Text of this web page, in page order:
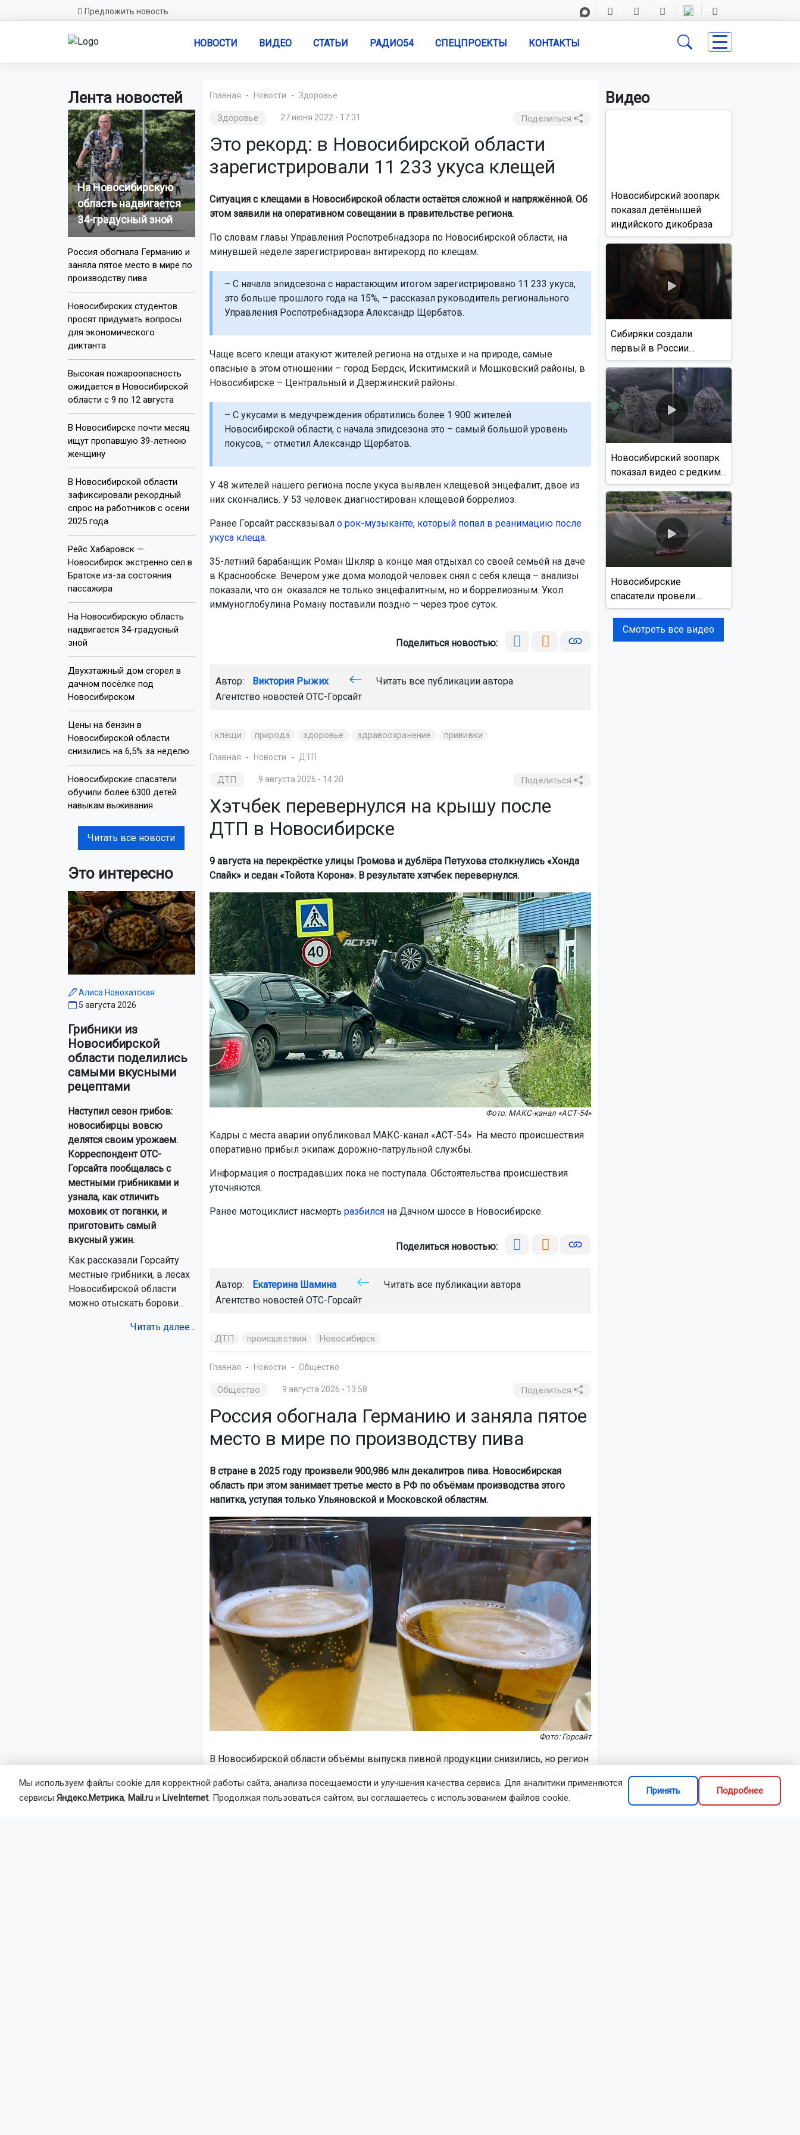
Предложить новость
НОВОСТИ ВИДЕО СТАТЬИ РАДИО54 СПЕЦПРОЕКТЫ КОНТАКТЫ
Лента новостей
На Новосибирскую
область надвигается
34-градусный зной
Россия обогнала Германию и
заняла пятое место в мире по
производству пива
Новосибирских студентов
просят придумать вопросы
для экономического
диктанта
Высокая пожароопасность
ожидается в Новосибирской
области с 9 по 12 августа
В Новосибирске почти месяц
ищут пропавшую 39-летнюю
женщину
В Новосибирской области
зафиксировали рекордный
спрос на работников с осени
2025 года
Рейс Хабаровск —
Новосибирск экстренно сел в
Братске из-за состояния
пассажира
На Новосибирскую область
надвигается 34-градусный
зной
Двухэтажный дом сгорел в
дачном посёлке под
Новосибирском
Цены на бензин в
Новосибирской области
снизились на 6,5% за неделю
Новосибирские спасатели
обучили более 6300 детей
навыкам выживания
Читать все новости
Это интересно
Алиса Новохатская
5 августа 2026
Грибники из
Новосибирской
области поделились
самыми вкусными
рецептами
Наступил сезон грибов:
новосибирцы вовсю
делятся своим урожаем.
Корреспондент ОТС-
Горсайта пообщалась с
местными грибниками и
узнала, как отличить
моховик от поганки, и
приготовить самый
вкусный ужин.
Как рассказали Горсайту
местные грибники, в лесах
Новосибирской области
можно отыскать борови...
Читать далее...
Главная Новости Здоровье
Здоровье 27 июня 2022 - 17:31 Поделиться
Это рекорд: в Новосибирской области
зарегистрировали 11 233 укуса клещей
Ситуация с клещами в Новосибирской области остаётся сложной и напряжённой. Об
этом заявили на оперативном совещании в правительстве региона.
По словам главы Управления Роспотребнадзора по Новосибирской области, на
минувшей неделе зарегистрирован антирекорд по клещам.
– С начала эпидсезона с нарастающим итогом зарегистрировано 11 233 укуса,
это больше прошлого года на 15%, – рассказал руководитель регионального
Управления Роспотребнадзора Александр Щербатов.
Чаще всего клещи атакуют жителей региона на отдыхе и на природе, самые
опасные в этом отношении – город Бердск, Искитимский и Мошковский районы, в
Новосибирске – Центральный и Дзержинский районы.
– С укусами в медучреждения обратились более 1 900 жителей
Новосибирской области, с начала эпидсезона это – самый большой уровень
покусов, – отметил Александр Щербатов.
У 48 жителей нашего региона после укуса выявлен клещевой энцефалит, двое из
них скончались. У 53 человек диагностирован клещевой боррелиоз.
Ранее Горсайт рассказывал о рок-музыканте, который попал в реанимацию после
укуса клеща.
35-летний барабанщик Роман Шкляр в конце мая отдыхал со своей семьёй на даче
в Краснообске. Вечером уже дома молодой человек снял с себя клеща – анализы
показали, что он оказался не только энцефалитным, но и боррелиозным. Укол
иммуноглобулина Роману поставили поздно – через трое суток.
Поделиться новостью:
Автор: Виктория Рыжих
Читать все публикации автора
Агентство новостей ОТС-Горсайт
клещи природа здоровье здравоохранение прививки
Главная Новости ДТП
ДТП 9 августа 2026 - 14:20 Поделиться
Хэтчбек перевернулся на крышу после
ДТП в Новосибирске
9 августа на перекрёстке улицы Громова и дублёра Петухова столкнулись «Хонда
Спайк» и седан «Тойота Корона». В результате хэтчбек перевернулся.
Фото: МАКС-канал «АСТ-54»
Кадры с места аварии опубликовал МАКС-канал «АСТ-54». На место происшествия
оперативно прибыл экипаж дорожно-патрульной службы.
Информация о пострадавших пока не поступала. Обстоятельства происшествия
уточняются.
Ранее мотоциклист насмерть разбилсяна Дачном шоссе в Новосибирске.
Поделиться новостью:
Автор: Екатерина Шамина
Читать все публикации автора
Агентство новостей ОТС-Горсайт
ДТП происшествия Новосибирск
Главная Новости Общество
Общество 9 августа 2026 - 13:58 Поделиться
Россия обогнала Германию и заняла пятое
место в мире по производству пива
В стране в 2025 году произвели 900,986 млн декалитров пива. Новосибирская
область при этом занимает третье место в РФ по объёмам производства этого
напитка, уступая только Ульяновской и Московской областям.
Фото: Горсайт
В Новосибирской области объёмы выпуска пивной продукции снизились, но регион
Это следует из данных Единой межведомственной информационно-статистической
системы.
Видео
Новосибирский зоопарк
показал детёнышей
индийского дикобраза
Сибиряки создали
первый в России
документальный фильм
с использованием ИИ
Новосибирский зоопарк
показал видео с редким
виверровым котом
Новосибирские
спасатели провели
учения на реке Обь
Смотреть все видео
Мы используем файлы cookie для корректной работы сайта, анализа посещаемости и улучшения качества сервиса. Для аналитики применяются
сервисы Яндекс.Метрика, Mail.ru и LiveInternet. Продолжая пользоваться сайтом, вы соглашаетесь с использованием файлов cookie.
Принять Подробнее